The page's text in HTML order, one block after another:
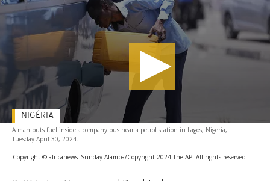
A man puts fuel inside a company bus near a petrol station in Lagos, Nigeria,
Tuesday April 30, 2024.
-
Copyright © africanews Sunday Alamba/Copyright 2024 The AP. All rights reserved
NIGÉRIA